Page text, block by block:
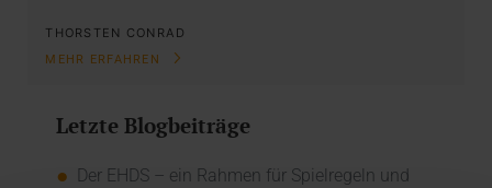
THORSTEN CONRAD
MEHR ERFAHREN
Letzte Blogbeiträge
Der EHDS – ein Rahmen für Spielregeln und